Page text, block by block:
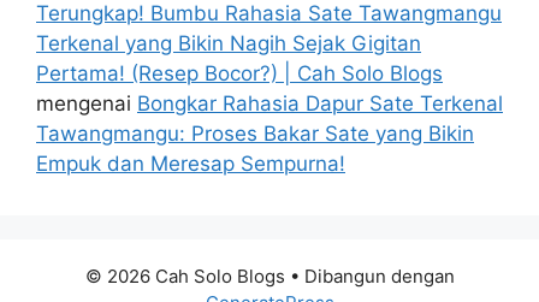
Terungkap! Bumbu Rahasia Sate Tawangmangu
Terkenal yang Bikin Nagih Sejak Gigitan
Pertama! (Resep Bocor?) | Cah Solo Blogs
mengenai Bongkar Rahasia Dapur Sate Terkenal
Tawangmangu: Proses Bakar Sate yang Bikin
Empuk dan Meresap Sempurna!
© 2026 Cah Solo Blogs • Dibangun dengan